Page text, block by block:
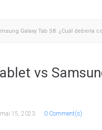
Galaxy Tab S8: ¿Cuál debería
vs
mai 15, 2023 0 Comment(s)